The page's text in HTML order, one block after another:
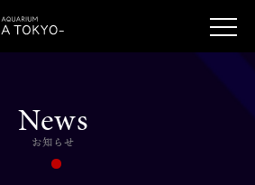
News
お知らせ